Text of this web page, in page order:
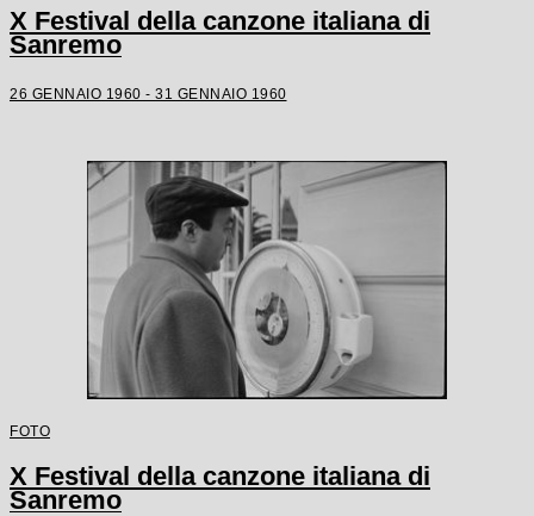
X Festival della canzone italiana di
Sanremo
26 GENNAIO 1960 - 31 GENNAIO 1960
FOTO
X Festival della canzone italiana di
Sanremo